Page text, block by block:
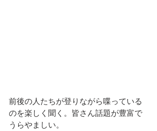
前後の人たちが登りながら喋っている
のを楽しく聞く。皆さん話題が豊富で
うらやましい。